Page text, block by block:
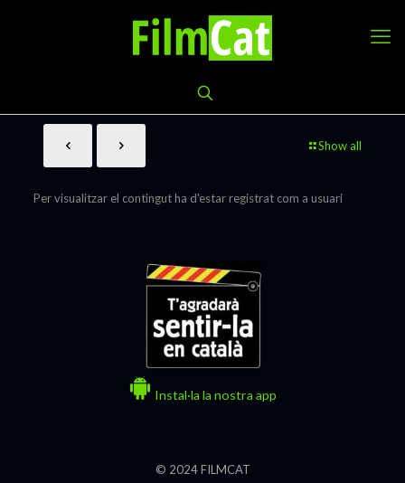
Show all
Per visualitzar el contingut ha d'estar registrat com a usuari
Instal·la la nostra app
© 2024 FILMCAT